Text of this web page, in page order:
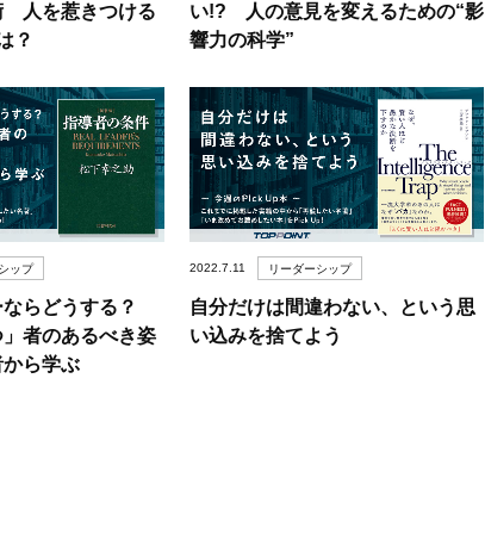
人を惹きつける
？
い!? 人の意見を変えるための“影
響力の科学”
ップ
ならどうする？
」者のあるべき姿
ら学ぶ
2022.7.11 リーダーシップ
自分だけは間違わない、という思
い込みを捨てよう